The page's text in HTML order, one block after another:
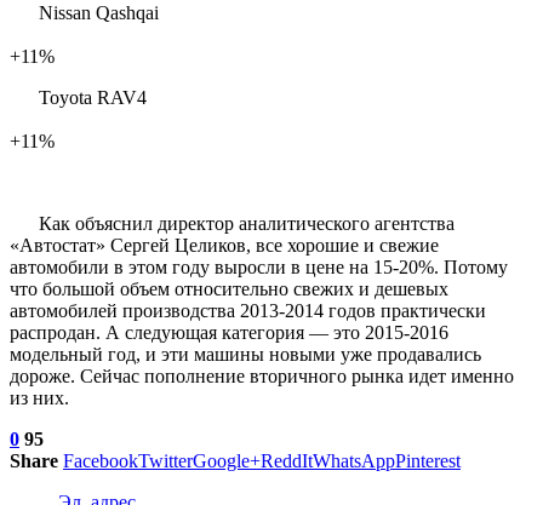
Nissan Qashqai
+11%
Toyota RAV4
+11%
Как объяснил директор аналитического агентства
«Автостат» Сергей Целиков, все хорошие и свежие
автомобили в этом году выросли в цене на 15-20%. Потому
что большой объем относительно свежих и дешевых
автомобилей производства 2013-2014 годов практически
распродан. А следующая категория — это 2015-2016
модельный год, и эти машины новыми уже продавались
дороже. Сейчас пополнение вторичного рынка идет именно
из них.
0 95
Share FacebookTwitterGoogle+ReddItWhatsAppPinterest